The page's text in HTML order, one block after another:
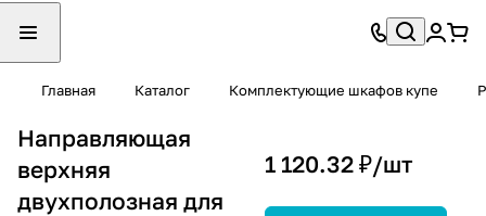
Главная Каталог Комплектующие шкафов купе
Направляющая
верхняя
двухполозная для
1 120.32 ₽/шт